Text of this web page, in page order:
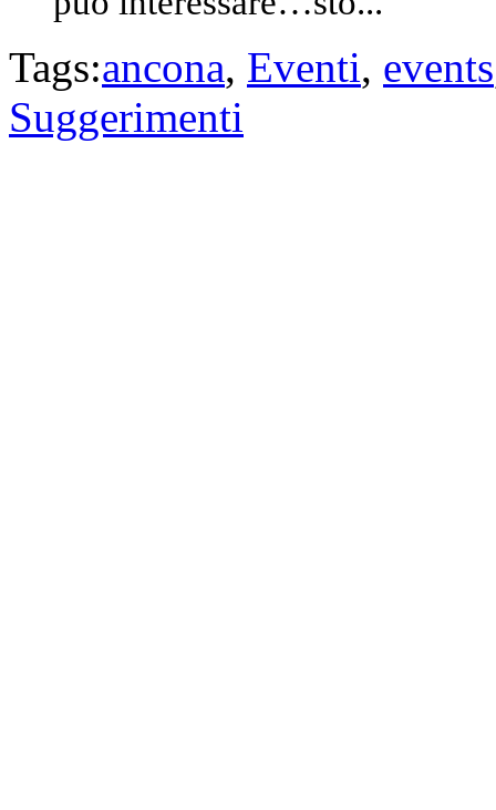
Tags:ancona, Eventi, events
Suggerimenti